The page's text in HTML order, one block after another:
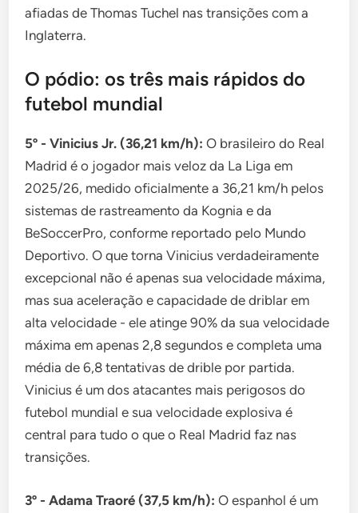
afiadas de Thomas Tuchel nas transições com a
Inglaterra.
O pódio: os três mais rápidos do
futebol mundial
5º - Vinicius Jr. (36,21 km/h): O brasileiro do Real
Madrid é o jogador mais veloz da La Liga em
2025/26, medido oficialmente a 36,21 km/h pelos
sistemas de rastreamento da Kognia e da
BeSoccerPro, conforme reportado pelo Mundo
Deportivo. O que torna Vinicius verdadeiramente
excepcional não é apenas sua velocidade máxima,
mas sua aceleração e capacidade de driblar em
alta velocidade - ele atinge 90% da sua velocidade
máxima em apenas 2,8 segundos e completa uma
média de 6,8 tentativas de drible por partida.
Vinicius é um dos atacantes mais perigosos do
futebol mundial e sua velocidade explosiva é
central para tudo o que o Real Madrid faz nas
transições.
3º - Adama Traoré (37,5 km/h): O espanhol é um